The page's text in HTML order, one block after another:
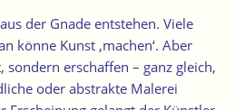
der Gnade entstehen. Viele
könne Kunst ,machen‘. Aber
erschaffen – ganz gleich,
oder abstrakte Malerei